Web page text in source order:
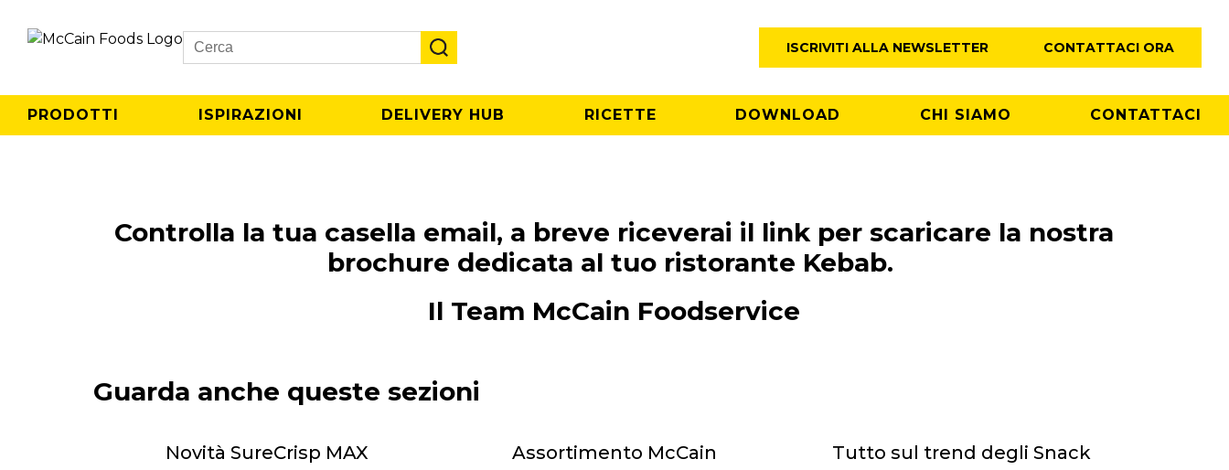
Search
ISCRIVITI ALLA NEWSLETTER CONTATTACI ORA
PRODOTTI ISPIRAZIONI DELIVERY HUB RICETTE DOWNLOAD CHI SIAMO CONTATTACI
Controlla la tua casella email, a breve riceverai il link per scaricare la nostra
brochure dedicata al tuo ristorante Kebab.
Il Team McCain Foodservice
Guarda anche queste sezioni
Novità SureCrisp MAX Assortimento McCain Tutto sul trend degli Snack